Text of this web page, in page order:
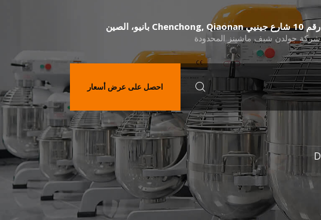
رقم 10 شارع جينيي Chenchong, Qiaonan بانيو، الصين
شركة جولدن شيف ماشينز المحدودة
احصل على عرض أسعار